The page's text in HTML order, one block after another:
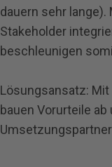
dauern sehr
Stakeholder
beschleunigen
Lösungsansatz:
bauen Vorurteile